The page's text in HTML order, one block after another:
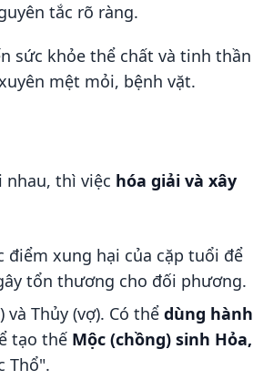
tắc rõ ràng.
sức khỏe thể chất và tinh thần
mệt mỏi, bệnh vặt.
nhau, thì việc hóa giải và xây
điểm xung hại của cặp tuổi để
tổn thương cho đối phương.
Thủy (vợ). Có thể dùng hành
tạo thế Mộc (chồng) sinh Hỏa,
Thổ".